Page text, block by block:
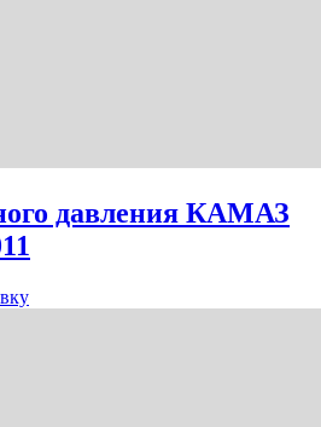
давления КАМАЗ